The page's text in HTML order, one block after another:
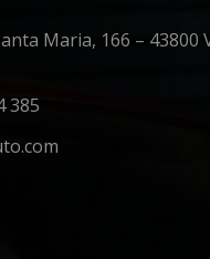
Maria, 166 – 43800
385